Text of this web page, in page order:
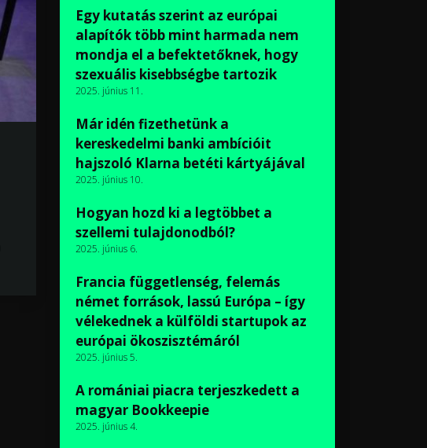
Egy kutatás szerint az európai
alapítók több mint harmada nem
mondja el a befektetőknek, hogy
szexuális kisebbségbe tartozik
2025. június 11.
Már idén fizethetünk a
kereskedelmi banki ambícióit
hajszoló Klarna betéti kártyájával
2025. június 10.
Hogyan hozd ki a legtöbbet a
szellemi tulajdonodból?
2025. június 6.
Francia függetlenség, felemás
német források, lassú Európa – így
vélekednek a külföldi startupok az
európai ökoszisztémáról
2025. június 5.
A romániai piacra terjeszkedett a
magyar Bookkeepie
2025. június 4.